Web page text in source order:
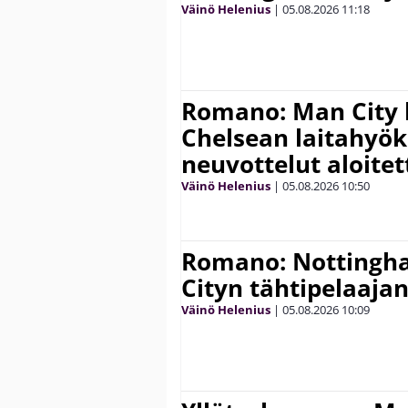
Väinö Helenius | 05.08.2026 11:18
Romano: Man
Chelsean
neuvottelut
Väinö Helenius | 05.08.2026 10:50
Romano:
Cityn
Väinö Helenius | 05.08.2026 10:09